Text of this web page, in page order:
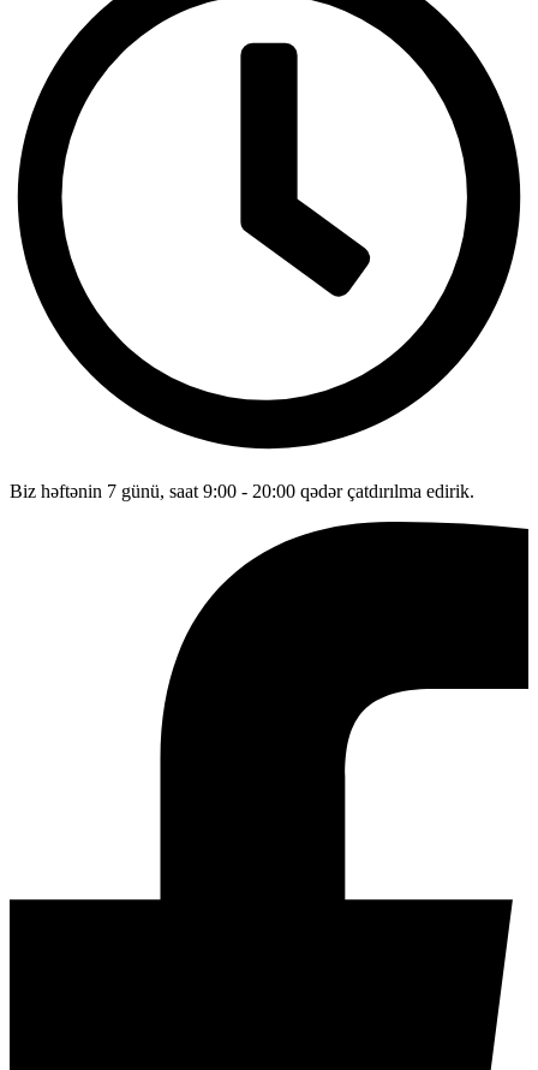
Biz həftənin 7 günü, saat 9:00 - 20:00 qədər çatdırılma edirik.